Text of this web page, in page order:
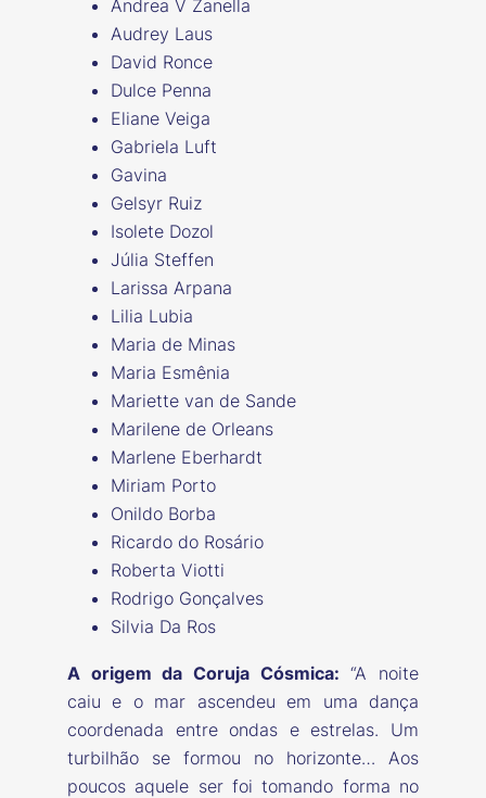
Andrea V Zanella
Audrey Laus
David Ronce
Dulce Penna
Eliane Veiga
Gabriela Luft
Gavina
Gelsyr Ruiz
Isolete Dozol
Júlia Steffen
Larissa Arpana
Lilia Lubia
Maria de Minas
Maria Esmênia
Mariette van de Sande
Marilene de Orleans
Marlene Eberhardt
Miriam Porto
Onildo Borba
Ricardo do Rosário
Roberta Viotti
Rodrigo Gonçalves
Silvia Da Ros
A origem da Coruja Cósmica: “A noite
caiu e o mar ascendeu em uma dança
coordenada entre ondas e estrelas. Um
turbilhão se formou no horizonte… Aos
poucos aquele ser foi tomando forma no